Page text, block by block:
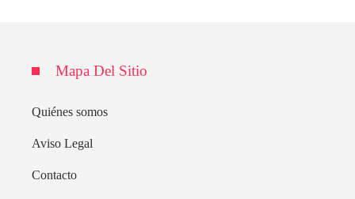
Mapa Del Sitio
Quiénes somos
Aviso Legal
Contacto